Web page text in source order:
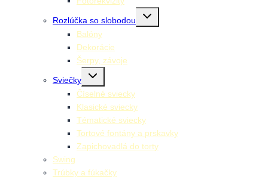
Rozlúčka so slobodou
Toggle
Balóny
Dekorácie
Šerpy, závoje
Sviečky
Toggle
menu
Číselné sviecky
Klasické sviecky
Tématické sviecky
Tortové fontány a prskavky
Zapichovadlá do torty
Swing
Trúbky a fúkačky